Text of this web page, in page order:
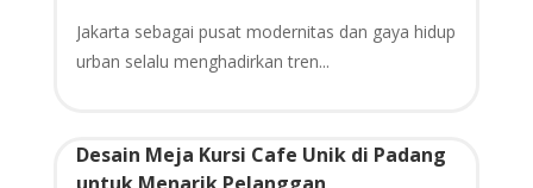
Jakarta sebagai pusat modernitas dan gaya hidup
urban selalu menghadirkan tren...
Desain Meja Kursi Cafe Unik di Padang